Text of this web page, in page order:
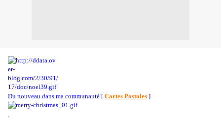
Du nouveau dans ma communauté [ Cartes Postales ]
.